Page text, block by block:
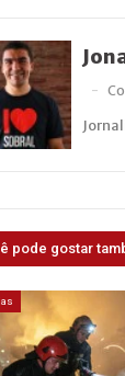
pode gostar